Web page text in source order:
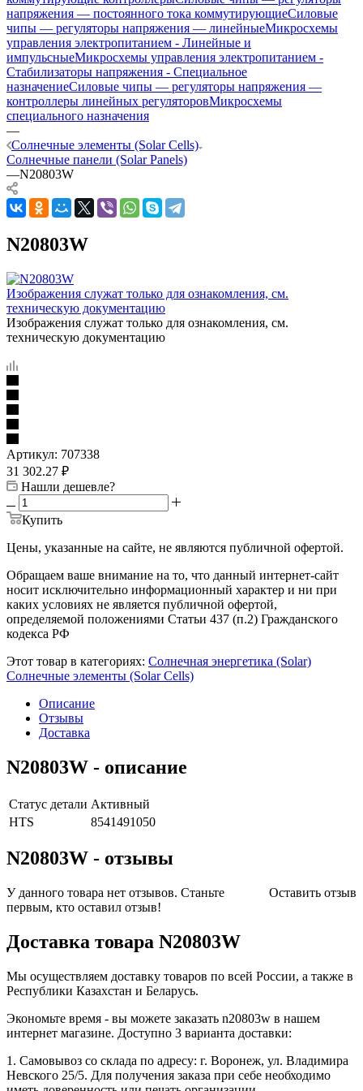
Logic)
Таймеры
(Clock and
Timing)
Тактовые
микросхемы
-
Генераторы
реального
Тактовые
микросхемы
- Линии
задержки
Тактовые
-
Микросхемы
микросхемы
Программируемые
таймеры и
Генераторы
Тактовые
Тактовые
Управление
(Power
температурой
Management)
(Amplifiers)
(Filters)
Электродвигатели
Электромеханические
компоненты
(Electromechanical)
Электромеханические
переключатели
Электронные
переключатели
передачи
(Mechanical
напряжения — постоянного тока коммутирующиеСиловые
чипы — регуляторы напряжения — линейныеМикросхемы
управления электропитанием - Линейные и
импульсныеМикросхемы управления электропитанием -
Стабилизаторы напряжения - Специальное
назначениеСиловые чипы — регуляторы напряжения —
контроллеры линейных регуляторовМикросхемы
специального назначения
—
Солнечные элементы (Solar Cells)
Солнечные панели (Solar Panels)
—N20803W
N20803W
Изображения служат только для ознакомления, см.
техническую документацию
Изображения служат только для ознакомления, см.
техническую документацию
Артикул: 707338
31 302.27 ₽
Нашли дешевле?
Купить
Цены, указанные на сайте, не являются публичной офертой.
Обращаем ваше внимание на то, что данный интернет-сайт
носит исключительно информационный характер и ни при
каких условиях не является публичной офертой,
определяемой положениями Статьи 437 (п.2) Гражданского
кодекса РФ
Этот товар в категориях: Солнечная энергетика (Solar)
Солнечные элементы (Solar Cells)
Описание
Отзывы
Доставка
N20803W - описание
Статус детали Активный
HTS
8541491050
N20803W - отзывы
Оставить отзыв
У данного товара нет отзывов. Станьте
первым, кто оставил отзыв!
Доставка товара N20803W
Мы осуществляем доставку товаров по всей России, а также в
Республики Казахстан и Беларусь.
Экономьте время - вы можете заказать n20803w в нашем
интернет магазине. Доступно 3 варианта доставки:
1. Самовывоз со склада по адресу: г. Воронеж, ул. Владимира
Невского 25/5. Для получения заказа при себе необходимо